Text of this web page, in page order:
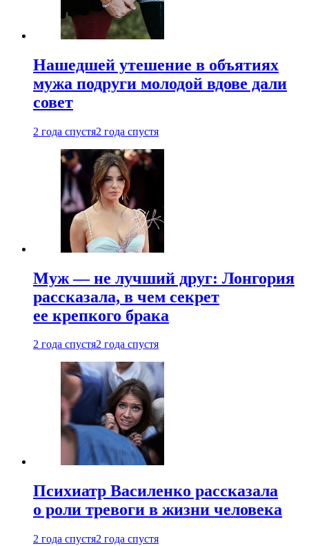
Нашедшей утешение в объятиях
мужа подруги молодой вдове дали
совет
2 года спустя2 года спустя
Муж — не лучший друг: Лонгория
рассказала, в чем секрет
ее крепкого брака
2 года спустя2 года спустя
Психиатр Василенко рассказала
о роли тревоги в жизни человека
2 года спустя2 года спустя